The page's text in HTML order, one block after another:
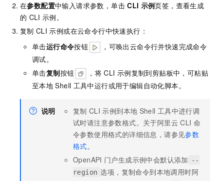
在参数配置中输入请求参数，单击 CLI 示例页签，查看生成
的 CLI 示例。
复制 CLI 示例或在云命令行中快速执行：
单击运行命令按钮 ，可唤出云命令行并快速完成命令
调试。
单击复制按钮 ，将 CLI 示例复制到剪贴板中，可粘贴
至本地 Shell 工具中运行或用于编辑自动化脚本。
说明 复制 CLI 示例到本地 Shell 工具中进行调
试时请注意参数格式。关于阿里云 CLI 命
令参数使用格式的详细信息，请参见参数
格式。
OpenAPI 门户生成示例中会默认添加
--
region 选项，复制命令到本地调用时阿